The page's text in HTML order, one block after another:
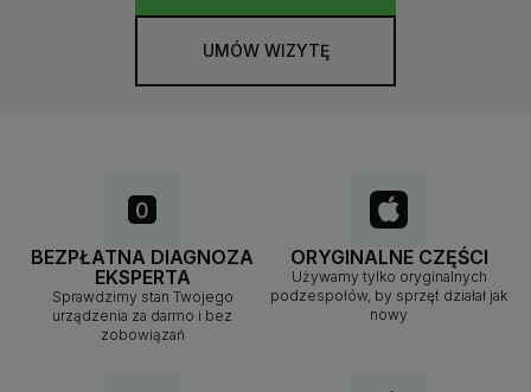
UMÓW WIZYTĘ
BEZPŁATNA DIAGNOZA
EKSPERTA
Sprawdzimy stan Twojego
urządzenia za darmo i bez
zobowiązań
ORYGINALNE CZĘŚCI
Używamy tylko oryginalnych
podzespołów, by sprzęt działał jak
nowy